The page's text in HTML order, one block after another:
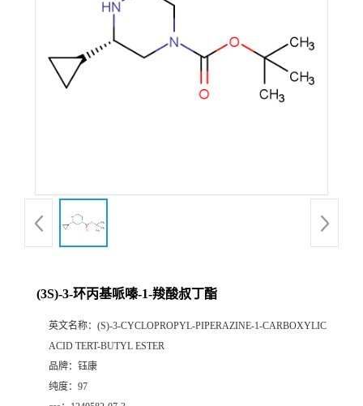
(3S)-3-环丙基哌嗪-1-羧酸叔丁酯
英文名称： (S)-3-CYCLOPROPYL-PIPERAZINE-1-CARBOXYLIC
ACID TERT-BUTYL ESTER
品牌： 钰康
纯度： 97